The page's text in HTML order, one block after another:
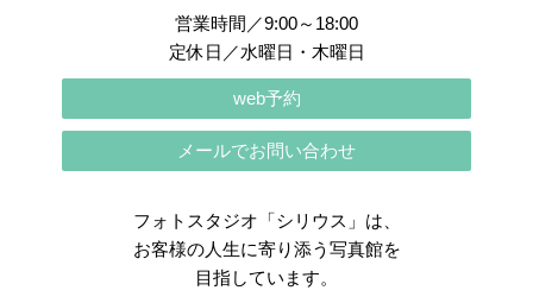
営業時間／9:00～18:00
定休日／水曜日・木曜日
web予約
メールでお問い合わせ
フォトスタジオ「シリウス」は、
お客様の人生に寄り添う写真館を
目指しています。